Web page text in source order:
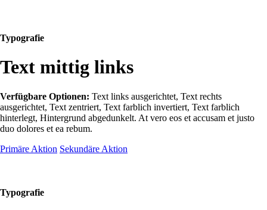
Typografie
Text mittig links
Verfügbare Optionen: Text links ausgerichtet, Text rechts
ausgerichtet, Text zentriert, Text farblich invertiert, Text farblich
hinterlegt, Hintergrund abgedunkelt. At vero eos et accusam et justo
duo dolores et ea rebum.
Primäre Aktion Sekundäre Aktion
Typografie